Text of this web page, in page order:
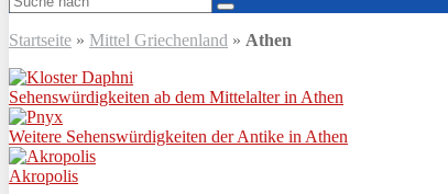
Startseite » Mittel Griechenland » Athen
Sehenswürdigkeiten ab dem Mittelalter in Athen
Weitere Sehenswürdigkeiten der Antike in Athen
Akropolis